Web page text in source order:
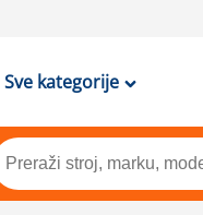
Sve kategorije